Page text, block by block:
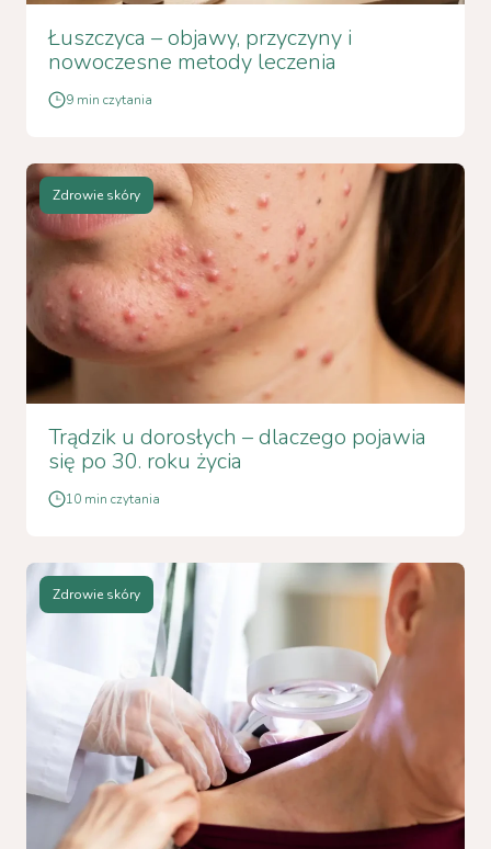
Łuszczyca – objawy, przyczyny i
nowoczesne metody leczenia
9 min czytania
Zdrowie skóry
Trądzik u dorosłych – dlaczego pojawia
się po 30. roku życia
10 min czytania
Zdrowie skóry